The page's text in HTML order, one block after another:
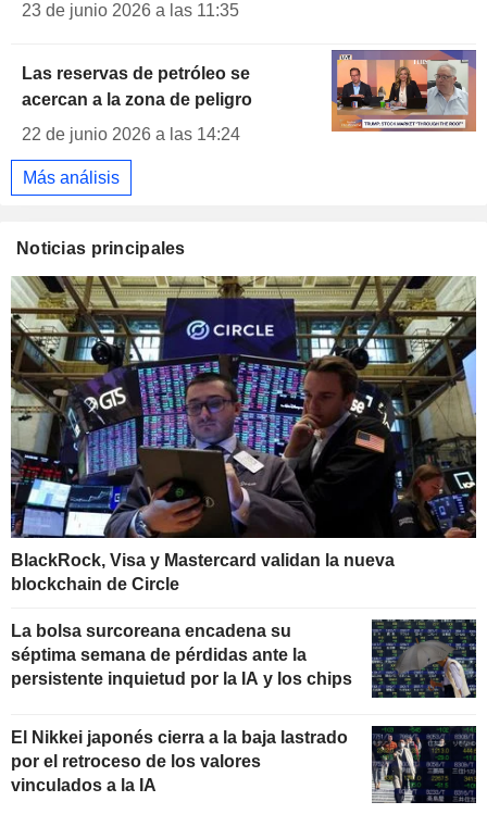
23 de junio 2026 a las 11:35
Las reservas de petróleo se
acercan a la zona de peligro
22 de junio 2026 a las 14:24
Más análisis
Noticias principales
BlackRock, Visa y Mastercard validan la nueva
blockchain de Circle
La bolsa surcoreana encadena su
séptima semana de pérdidas ante la
persistente inquietud por la IA y los chips
El Nikkei japonés cierra a la baja lastrado
por el retroceso de los valores
vinculados a la IA